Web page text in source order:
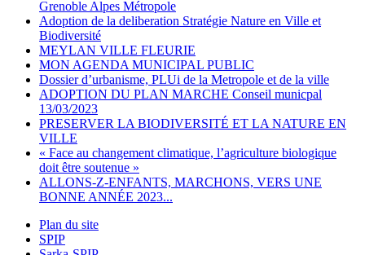
Grenoble Alpes Métropole
Adoption de la deliberation Stratégie Nature en Ville et
Biodiversité
MEYLAN VILLE FLEURIE
MON AGENDA MUNICIPAL PUBLIC
Dossier d’urbanisme, PLUi de la Metropole et de la ville
ADOPTION DU PLAN MARCHE Conseil municpal
13/03/2023
PRESERVER LA BIODIVERSITÉ ET LA NATURE EN
VILLE
« Face au changement climatique, l’agriculture biologique
doit être soutenue »
ALLONS-Z-ENFANTS, MARCHONS, VERS UNE
BONNE ANNÉE 2023...
Plan du site
SPIP